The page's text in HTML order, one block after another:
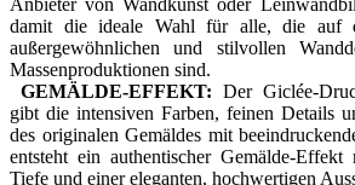
damit die ideale Wahl für alle, die auf
außergewöhnlichen und stilvollen
Massenproduktionen sind.
GEMÄLDE-EFFEKT: Der Giclée-
gibt die intensiven Farben, feinen Details
des originalen Gemäldes mit
entsteht ein authentischer Gemälde-Effekt
Tiefe und einer eleganten, hochwertigen